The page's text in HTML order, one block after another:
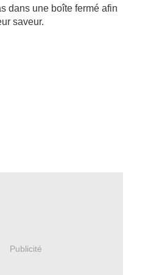
dans une boîte fermé afin
saveur.
Publicité